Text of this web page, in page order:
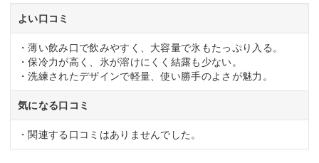
よい口コミ
・薄い飲み口で飲みやすく、大容量で氷もたっぷり入る。
・保冷力が高く、氷が溶けにくく結露も少ない。
・洗練されたデザインで軽量、使い勝手のよさが魅力。
気になる口コミ
・関連する口コミはありませんでした。